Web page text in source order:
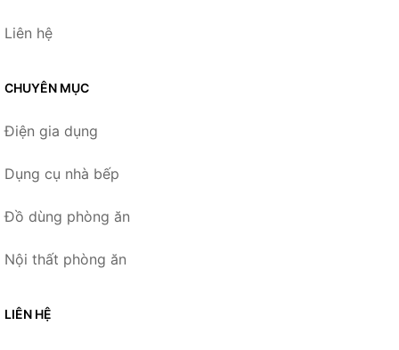
Liên hệ
CHUYÊN MỤC
Điện gia dụng
Dụng cụ nhà bếp
Đồ dùng phòng ăn
Nội thất phòng ăn
LIÊN HỆ